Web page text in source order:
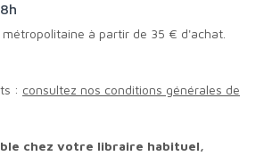
métropolitaine à partir de 35 € d'achat.
: consultez nos conditions générales de